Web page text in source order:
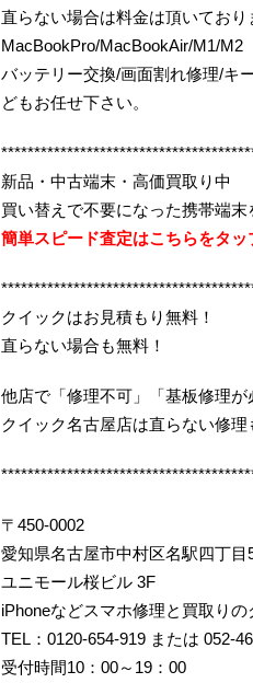
直らない場合は料金は頂いており
MacBookPro/MacBookAir/M1/M2
バッテリー交換/画面割れ修理/キ
どもお任せ下さい。
新品・中古端末・高価買取り中
買い替えで不要になった携帯端
簡単スピード査定はこちらをタッ
クイックはお見積もり無料！
直らない場合も無料！
他店で「修理不可」「基板修理が
クイック名古屋店は直らない修理
〒450-0002
愛知県名古屋市中村区名駅四丁目
ユニモール桜ビル 3F
iPhoneなどスマホ修理と買取り
TEL：0120-654-919 または 052-
受付時間10：00～19：00